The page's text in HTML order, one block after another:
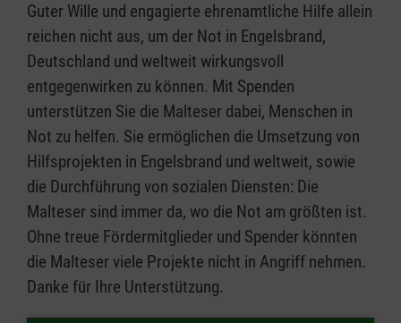
Guter Wille und engagierte ehrenamtliche Hilfe allein
reichen nicht aus, um der Not in Engelsbrand,
Deutschland und weltweit wirkungsvoll
entgegenwirken zu können. Mit Spenden
unterstützen Sie die Malteser dabei, Menschen in
Not zu helfen. Sie ermöglichen die Umsetzung von
Hilfsprojekten in Engelsbrand und weltweit, sowie
die Durchführung von sozialen Diensten: Die
Malteser sind immer da, wo die Not am größten ist.
Ohne treue Fördermitglieder und Spender könnten
die Malteser viele Projekte nicht in Angriff nehmen.
Danke für Ihre Unterstützung.